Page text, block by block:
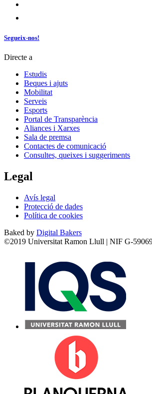
Segueix-nos!
Directe a
Estudis
Beques i ajuts
Mobilitat
Serveis
Esports
Portal de Transparència
Aliances i Xarxes
Sala de premsa
Contactes de comunicació
Consultes, queixes i suggeriments
Legal
Avís legal
Protecció de dades
Política de cookies
Baked by Digital Bakers
©2019 Universitat Ramon Llull | NIF G-